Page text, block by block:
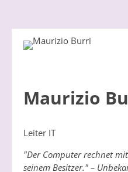
Maurizio
Leiter IT
"Der Computer rechnet
seinem Besitzer." –